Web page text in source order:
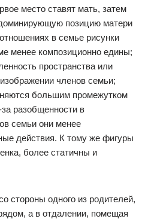
место ставят мать, затем
позицию матери
в семье рисунки
менее композиционно едины;
пространства или
членов семьи;
большим промежутком
разобщенности в
семьи они менее
действия. К тому же фигуры
более статичны и
стороны одного из родителей,
а в отдалении, помещая